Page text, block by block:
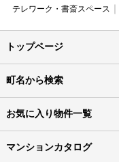
テレワーク・書斎スペース
トップページ
町名から検索
お気に入り物件一覧
マンションカタログ